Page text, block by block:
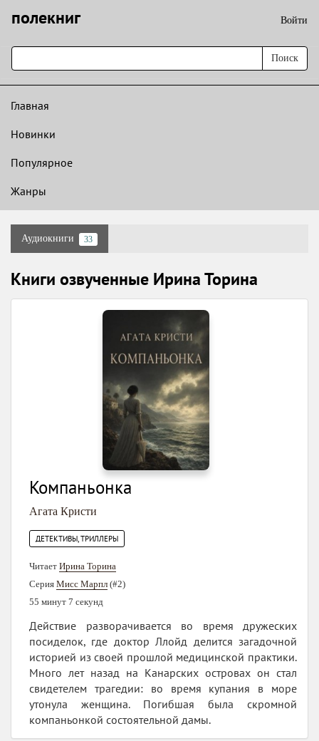
полекниг Войти
Поиск
Главная
Новинки
Популярное
Жанры
Аудиокниги 33
Книги озвученные Ирина Торина
Компаньонка
Агата Кристи
ДЕТЕКТИВЫ, ТРИЛЛЕРЫ
Читает Ирина Торина
Серия Мисс Марпл (#2)
55 минут 7 секунд
Действие разворачивается во время дружеских
посиделок, где доктор Ллойд делится загадочной
историей из своей прошлой медицинской практики.
Много лет назад на Канарских островах он стал
свидетелем трагедии: во время купания в море
утонула женщина. Погибшая была скромной
компаньонкой состоятельной дамы.